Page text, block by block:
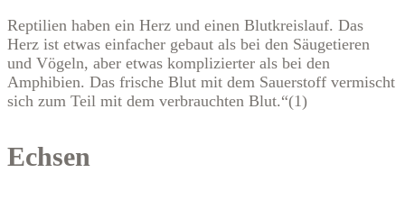
Reptilien haben ein Herz und einen Blutkreislauf. Das
Herz ist etwas einfacher gebaut als bei den Säugetieren
und Vögeln, aber etwas komplizierter als bei den
Amphibien. Das frische Blut mit dem Sauerstoff vermischt
sich zum Teil mit dem verbrauchten Blut.“(1)
Echsen